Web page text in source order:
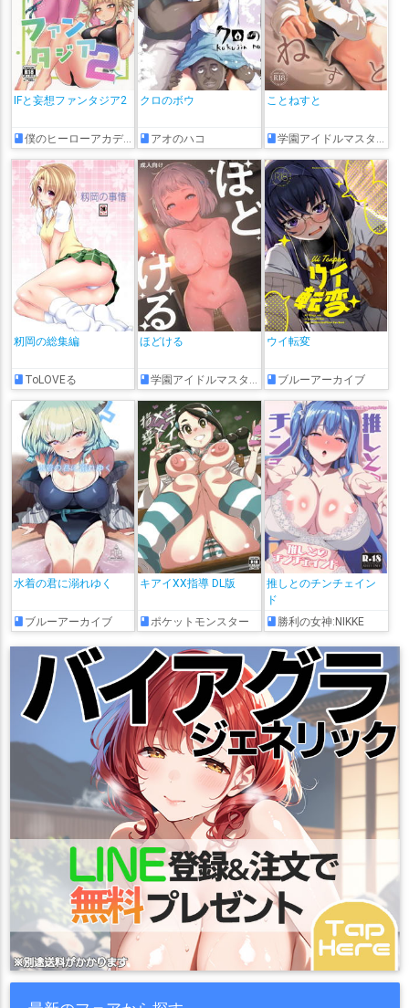
IFと妄想ファンタジア2
僕のヒーローアカデミア
クロのボウ
アオのハコ
ことねすと
学園アイドルマスター
籾岡の総集編
ToLOVEる
ほどける
学園アイドルマスター
ウイ転変
ブルーアーカイブ
水着の君に溺れゆく
ブルーアーカイブ
キアイXX指導 DL版
ポケットモンスター
推しとのチンチェイン
ド
勝利の女神:NIKKE